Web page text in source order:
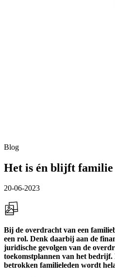
Blog
Het is én blijft familie
20-06-2023
Bij de overdracht van een
een rol. Denk daarbij aan de
juridische gevolgen van de
toekomstplannen van het bedrijf.
betrokken familieleden wordt